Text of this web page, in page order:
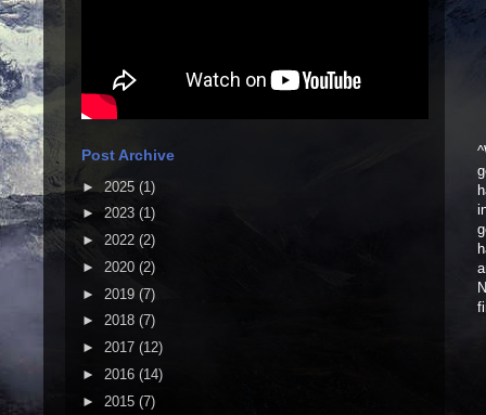
Post Archive
► 2025 (1)
► 2023 (1)
► 2022 (2)
► 2020 (2)
► 2019 (7)
► 2018 (7)
► 2017 (12)
► 2016 (14)
► 2015 (7)